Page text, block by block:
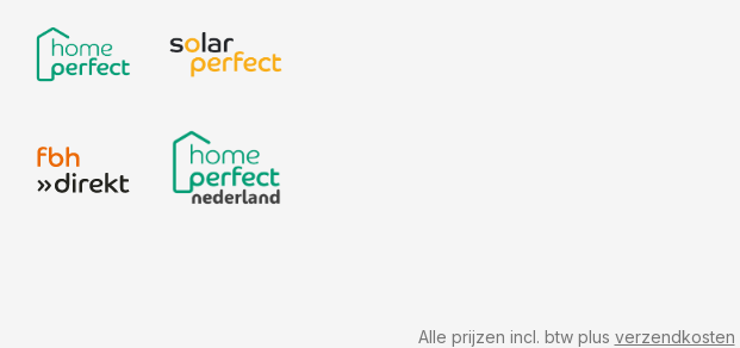
Alle prijzen incl. btw plus verzendkosten